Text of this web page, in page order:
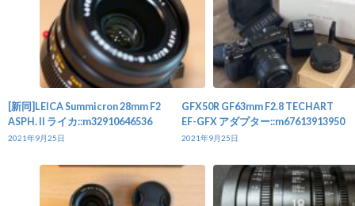
[新同]LEICA Summicron 28mm F2
ASPH. II ライカ::m32910646536
2021年9月25日
GFX50R GF63mm F2.8 TECHART
EF-GFX アダプター::m67613913950
2021年9月25日